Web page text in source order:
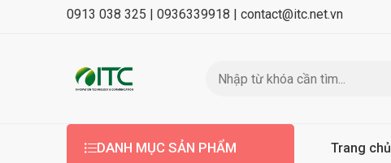
0913 038 325 | 0936339918 | contact@itc.net.vn
DANH MỤC SẢN PHẨM Trang chủ